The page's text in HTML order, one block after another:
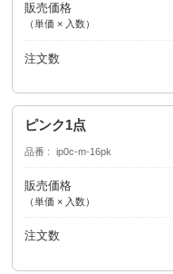
販売価格
（単価 × 入数）
注文数
ピンク1点
品番 ip0c-m-16pk
販売価格
（単価 × 入数）
注文数